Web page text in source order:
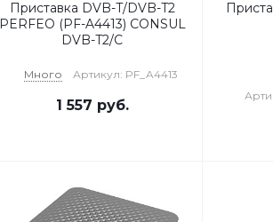
Приставка DVB-T/DVB-T2
PERFEO (PF-A4413) CONSUL
DVB-T2/C
Много Артикул: PF_A4413
1 557 руб.